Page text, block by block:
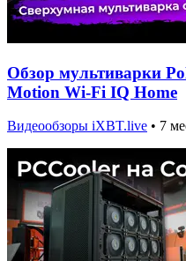
Обзор мультиварки
Motion Wi-Fi IQ Home
Видеообзоры iXBT.live • 7